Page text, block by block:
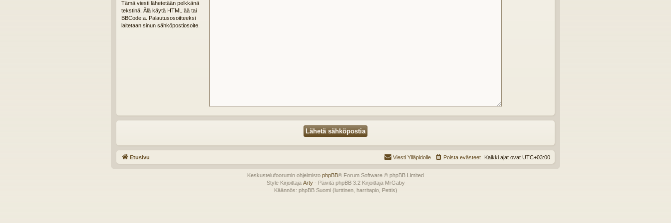
Tämä viesti lähetetään pelkkänä
tekstinä. Älä käytä HTML:ää tai
BBCode:a. Palautusosoitteeksi
laitetaan sinun sähköpostiosoite.
Etusivu Kaikki ajat ovat UTC+03:00
Poista evästeet
Viesti Ylläpidolle
Keskustelufoorumin ohjelmisto phpBB® Forum Software © phpBB Limited
Style Kirjoittaja Arty- Päivitä phpBB 3.2 Kirjoittaja MrGaby
Käännös: phpBB Suomi (lurttinen, harritapio, Pettis)